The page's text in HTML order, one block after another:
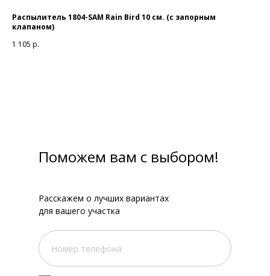
Распылитель 1804-SAM Rain Bird 10 см. (с запорным
клапаном)
1 105 р.
Поможем вам с выбором!
Расскажем о лучших вариантах
для вашего участка